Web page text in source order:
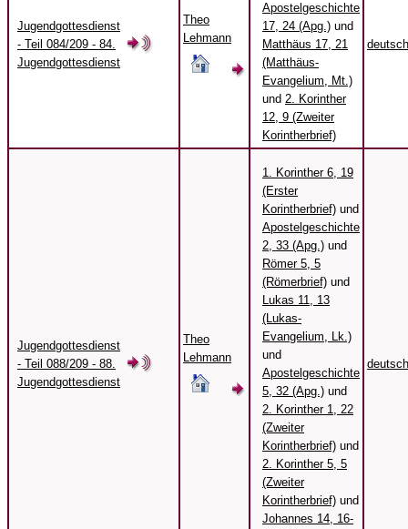
Jugendgottesdienst
- Teil 084/209 - 84.
Jugendgottesdienst
Theo
Lehmann
Apostelgeschichte
17, 24 (Apg.) und
Matthäus 17, 21
(Matthäus-
Evangelium, Mt.)
und 2. Korinther
12, 9 (Zweiter
Korintherbrief)
deutsch
Jugendgottesdienst
- Teil 088/209 - 88.
Jugendgottesdienst
Theo
Lehmann
1. Korinther 6, 19
(Erster
Korintherbrief) und
Apostelgeschichte
2, 33 (Apg.) und
Römer 5, 5
(Römerbrief) und
Lukas 11, 13
(Lukas-
Evangelium, Lk.)
und
Apostelgeschichte
5, 32 (Apg.) und
2. Korinther 1, 22
(Zweiter
Korintherbrief) und
2. Korinther 5, 5
(Zweiter
Korintherbrief) und
Johannes 14, 16-
deutsch